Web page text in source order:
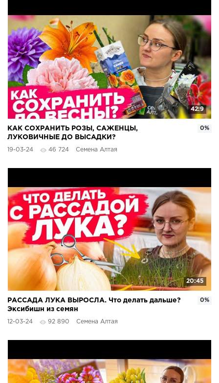
42:9
КАК СОХРАНИТЬ РОЗЫ, САЖЕНЦЫ,
ЛУКОВИЧНЫЕ ДО ВЫСАДКИ?
19-03-24 46 724 Семена Алтая
0%
20:45
РАССАДА ЛУКА ВЫРОСЛА. Что делать дальше?
Эксибишн из семян
12-03-24 92 890 Семена Алтая
0%